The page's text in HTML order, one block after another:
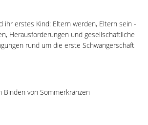
ihr erstes Kind: Eltern werden, Eltern sein -
Herausforderungen und gesellschaftliche
rund um die erste Schwangerschaft
Binden von Sommerkränzen